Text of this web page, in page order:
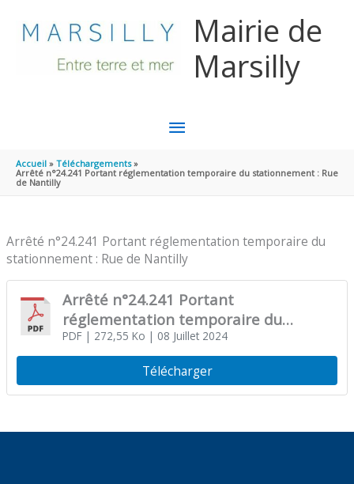
Mairie de
Marsilly
MENU
PRINCIPAL
Accueil
Téléchargements
Arrêté n°24.241 Portant réglementation temporaire du stationnement : Rue
de Nantilly
Arrêté n°24.241 Portant réglementation temporaire du
stationnement : Rue de Nantilly
Arrêté n°24.241 Portant
réglementation temporaire du
stationnement : Rue de Nantilly
PDF| 272,55 Ko | 08 Juillet 2024
Télécharger